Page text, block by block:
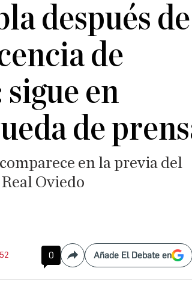
después de
de
en
de
en la previa del
Oviedo
0 CompartirAñade El Debate en